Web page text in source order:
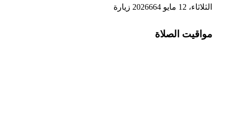
الثلاثاء، 12 مايو 2026 664 زيارة
مواقيت الصلاة